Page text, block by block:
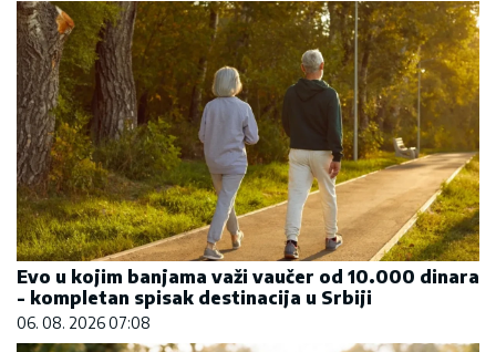
Evo u kojim banjama važi vaučer od 10.000 dinara
- kompletan spisak destinacija u Srbiji
06. 08. 2026 07:08